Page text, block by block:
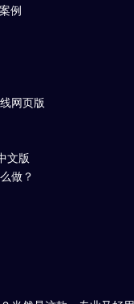
例
网页版
文版
做？